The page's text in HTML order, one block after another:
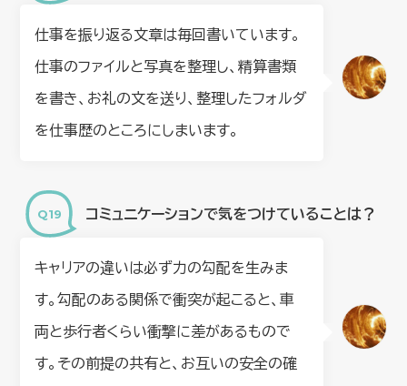
仕事を振り返る文章は毎回書いています。
仕事のファイルと写真を整理し、精算書類
を書き、お礼の文を送り、整理したフォルダ
を仕事歴のところにしまいます。
コミュニケーションで気をつけていることは？
キャリアの違いは必ず力の勾配を生みま
す。勾配のある関係で衝突が起こると、車
両と歩行者くらい衝撃に差があるもので
す。その前提の共有と、お互いの安全の確